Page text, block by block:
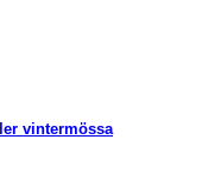
vintermössa